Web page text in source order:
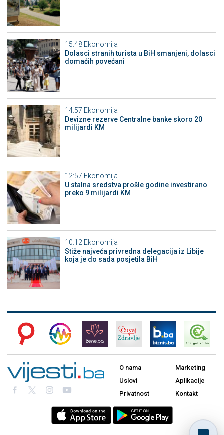
15:48 Ekonomija
Dolasci stranih turista u BiH smanjeni, dolasci
domaćih povećani
14:57 Ekonomija
Devizne rezerve Centralne banke skoro 20
milijardi KM
12:57 Ekonomija
U stalna sredstva prošle godine investirano
preko 9 milijardi KM
10:12 Ekonomija
Stiže najveća privredna delegacija iz Libije
koja je do sada posjetila BiH
O nama
Uslovi
Privatnost
Marketing
Aplikacije
Kontakt